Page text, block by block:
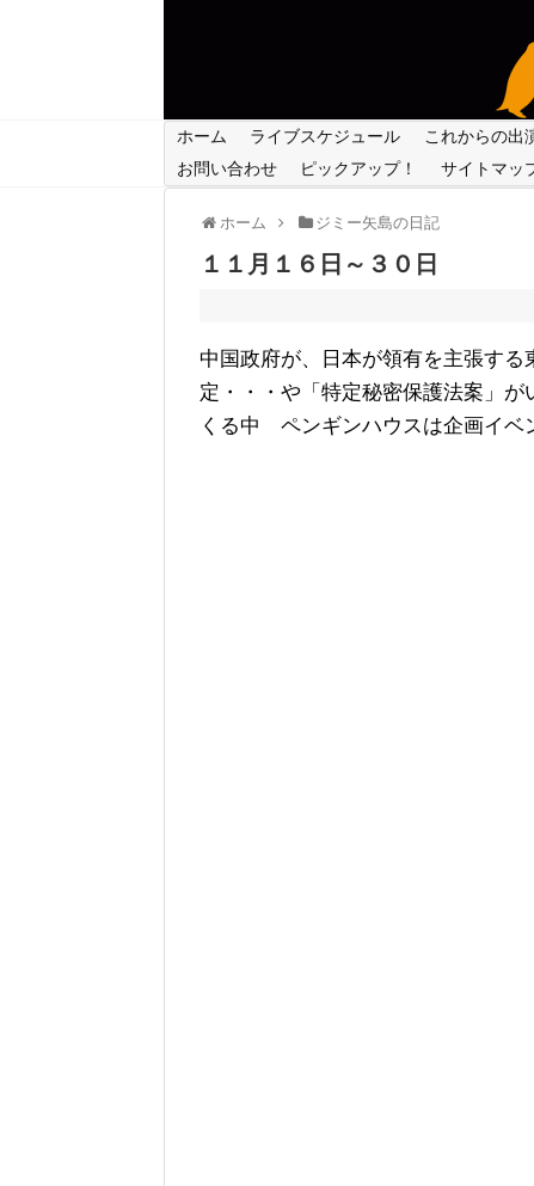
ホーム ライブスケジュール これからの出
お問い合わせ
ピックアップ！ サイトマッ
ホーム ジミー矢島の日記
１１月１６日～３０日
中国政府が、日本が領有を主張す
定・・・や「特定秘密保護法案」
くる中 ペンギンハウスは企画イ